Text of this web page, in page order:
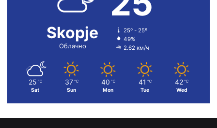
Skopje
Облачно
25º - 25º
49%
2.62 км/ч
25 ℃
Sat
37 ℃
Sun
40 ℃
Mon
41 ℃
Tue
42 ℃
Wed